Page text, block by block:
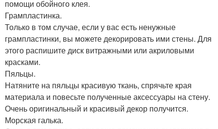
помощи обойного клея.
Грампластинка.
Только в том случае, если у вас есть ненужные
грампластинки, вы можете декорировать ими стены. Для
этого распишите диск витражными или акриловыми
красками.
Пяльцы.
Натяните на пяльцы красивую ткань, спрячьте края
материала и повесьте полученные аксессуары на стену.
Очень оригинальный и красивый декор получится.
Морская галька.